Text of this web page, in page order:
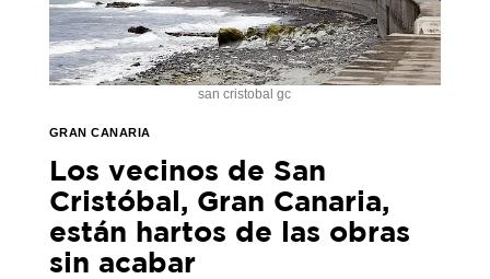
san cristobal gc
GRAN CANARIA
Los vecinos de San
Cristóbal, Gran Canaria,
están hartos de las obras
sin acabar